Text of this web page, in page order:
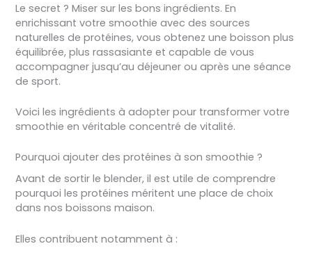
Le secret ? Miser sur les bons ingrédients. En
enrichissant votre smoothie avec des sources
naturelles de protéines, vous obtenez une boisson plus
équilibrée, plus rassasiante et capable de vous
accompagner jusqu’au déjeuner ou après une séance
de sport.
Voici les ingrédients à adopter pour transformer votre
smoothie en véritable concentré de vitalité.
Pourquoi ajouter des protéines à son smoothie ?
Avant de sortir le blender, il est utile de comprendre
pourquoi les protéines méritent une place de choix
dans nos boissons maison.
Elles contribuent notamment à :